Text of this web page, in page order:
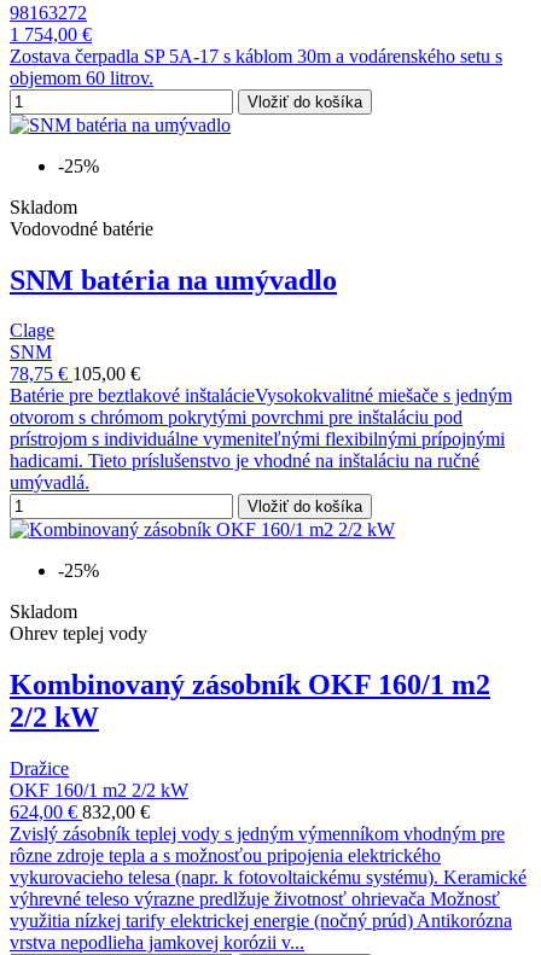
98163272
1 754,00 €
Zostava čerpadla SP 5A-17 s káblom 30m a vodárenského setu s
objemom 60 litrov.
Vložiť do košíka
-25%
Skladom
Vodovodné batérie
SNM batéria na umývadlo
Clage
SNM
78,75 € 105,00 €
Batérie pre beztlakové inštalácieVysokokvalitné miešače s jedným
otvorom s chrómom pokrytými povrchmi pre inštaláciu pod
prístrojom s individuálne vymeniteľnými flexibilnými prípojnými
hadicami. Tieto príslušenstvo je vhodné na inštaláciu na ručné
umývadlá.
Vložiť do košíka
-25%
Skladom
Ohrev teplej vody
Kombinovaný zásobník OKF 160/1 m2
2/2 kW
Dražice
OKF 160/1 m2 2/2 kW
624,00 € 832,00 €
Zvislý zásobník teplej vody s jedným výmenníkom vhodným pre
rôzne zdroje tepla a s možnosťou pripojenia elektrického
vykurovacieho telesa (napr. k fotovoltaickému systému). Keramické
výhrevné teleso výrazne predlžuje životnosť ohrievača Možnosť
využitia nízkej tarify elektrickej energie (nočný prúd) Antikorózna
vrstva nepodlieha jamkovej korózii v...